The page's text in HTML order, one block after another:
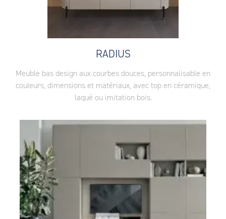
RADIUS
Meuble bas design aux courbes douces, personnalisable en
couleurs, dimensions et matériaux, avec top en céramique,
laqué ou imitation bois.